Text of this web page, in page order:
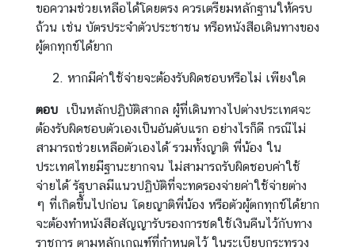
ขอความช่วยเหลือได้โดยตรง ควรเตรียมหลักฐานให้ครบ
ถ้วน เช่น บัตรประจำตัวประชาชน หรือหนังสือเดินทางของ
ผู้ตกทุกข์ได้ยาก
หากมีค่าใช้จ่ายจะต้องรับผิดชอบหรือไม่ เพียงใด
ตอบ เป็นหลักปฏิบัติสากล ผู้ที่เดินทางไปต่างประเทศจะ
ต้องรับผิดชอบตัวเองเป็นอันดับแรก อย่างไรก็ดี กรณีไม่
สามารถช่วยเหลือตัวเองได้ รวมทั้งญาติ พี่น้อง ใน
ประเทศไทยมีฐานะยากจน ไม่สามารถรับผิดชอบค่าใช้
จ่ายได้ รัฐบาลมีแนวปฏิบัติที่จะทดรองจ่ายค่าใช้จ่ายต่าง
ๆ ที่เกิดขึ้นไปก่อน โดยญาติพี่น้อง หรือตัวผู้ตกทุกข์ได้ยาก
จะต้องทำหนังสือสัญญารับรองการชดใช้เงินคืนไว้กับทาง
ราชการ ตามหลักเกณฑ์ที่กำหนดไว้ ในระเบียบกระทรวง